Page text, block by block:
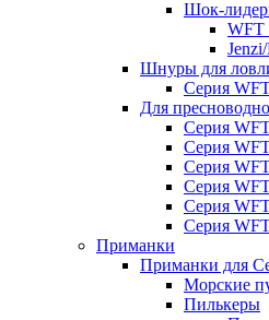
Шок-
Шнуры для
Серия
Для
Серия
Серия
Серия
Серия
Серия
Серия
Приманки
Приманки для
Морские
Пилькеры